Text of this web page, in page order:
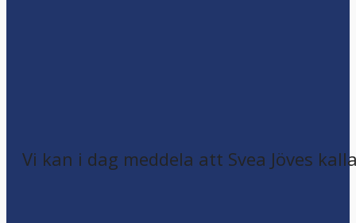
Vi kan i dag meddela att Svea Jöves